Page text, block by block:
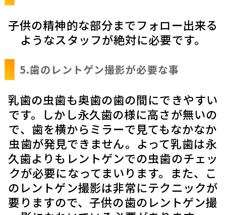
子供の精神的な部分までフォロー出来る
ようなスタッフが絶対に必要です。
5.歯のレントゲン撮影が必要な事
乳歯の虫歯も奥歯の歯の間にできやすい
です。しかし永久歯の様に高さが無いの
で、歯を横からミラーで見てもなかなか
虫歯が発見できません。よって乳歯は永
久歯よりもレントゲンでの虫歯のチェッ
クが必要になってまいります。また、こ
のレントゲン撮影は非常にテクニックが
要りますので、子供の歯のレントゲン撮